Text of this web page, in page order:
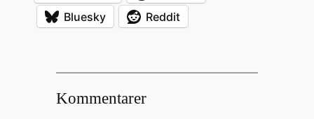
Bluesky Reddit
Kommentarer